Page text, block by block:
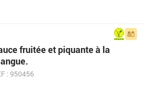
fruitée et piquante à la
: 950456